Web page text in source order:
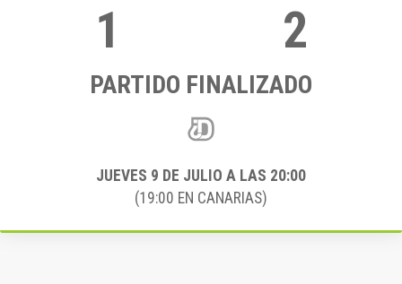
1 2
PARTIDO FINALIZADO
JUEVES 9 DE JULIO A LAS 20:00
(19:00 EN CANARIAS)